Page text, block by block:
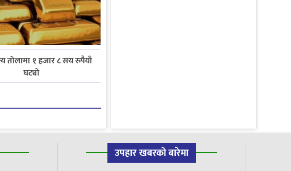
तोलामा १ हजार ८ सय रुपैयाँ
घट्यो
उपहार खबरको बारेमा